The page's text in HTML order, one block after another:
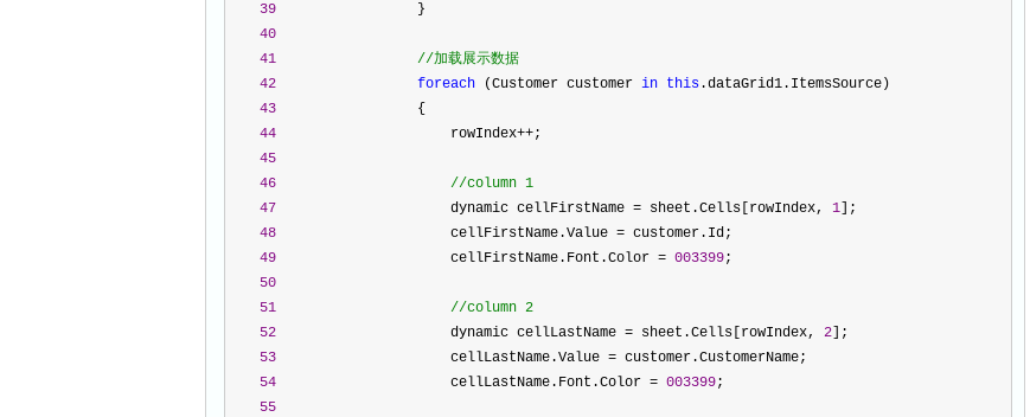
39
                 }
40
41
//加载展示数据
42
foreach (Customer customer in this.dataGrid1.ItemsSource)
43
                 {
44
                     rowIndex
++;
45
46
//column 1
47
                     dynamic cellFirstName
= sheet.Cells[rowIndex, 1 ];
48
                     cellFirstName.Value
= customer.Id;
49
                     cellFirstName.Font.Color
= 003399;
50
51
//column 2
52
                     dynamic cellLastName
= sheet.Cells[rowIndex, 2 ];
53
                     cellLastName.Value
= customer.CustomerName;
54
                     cellLastName.Font.Color
= 003399;
55